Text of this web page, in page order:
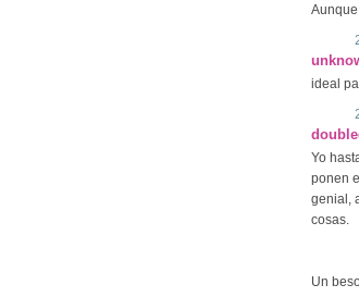
ideal
Yo
ponen
genial,
cosas.
Un